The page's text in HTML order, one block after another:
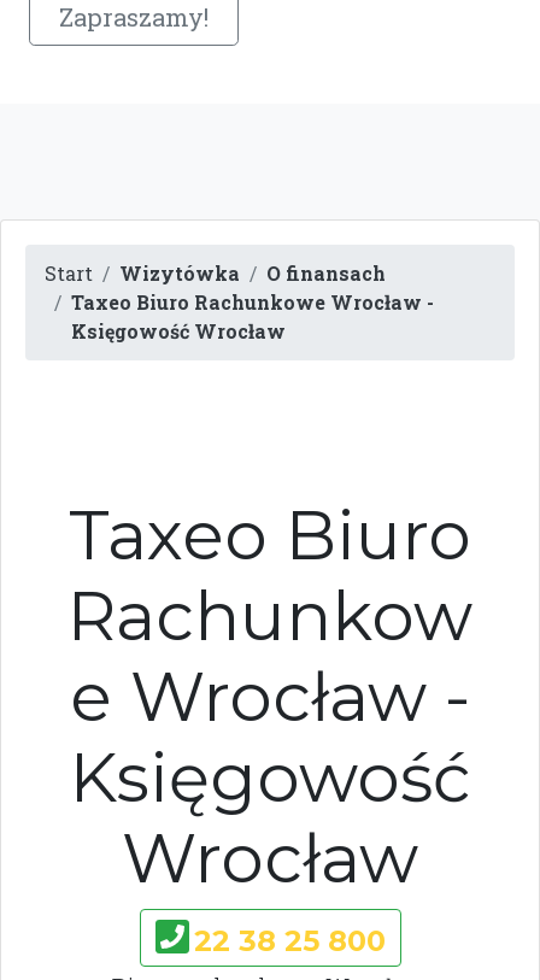
Zapraszamy!
Start Wizytówka
O finansach
Taxeo Biuro Rachunkowe Wrocław -
Księgowość Wrocław
Taxeo Biuro
Rachunkow
e Wrocław -
Księgowość
Wrocław
22 38 25 800